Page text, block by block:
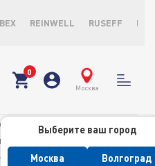
REINWELL RUSEFF
Москва
Выберите ваш город
Москва Волгоград
масла
автомобилей
моторное масло Fullmax